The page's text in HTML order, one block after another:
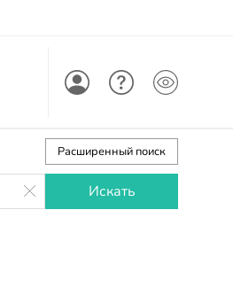
Расширенный поиск